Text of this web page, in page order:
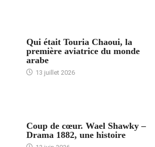
Qui était Touria Chaoui, la
première aviatrice du monde
arabe
13 juillet 2026
Coup de cœur. Wael Shawky –
Drama 1882, une histoire